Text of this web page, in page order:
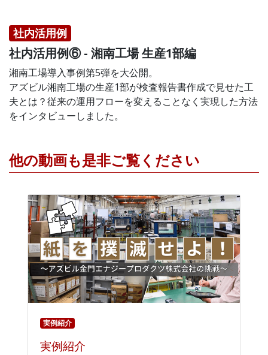
社内活用例
社内活用例⑥ - 湘南工場 生産1部編
湘南工場導入事例第5弾を大公開。
アズビル湘南工場の生産1部が検査報告書作成で見せた工
夫とは？従来の運用フローを変えることなく実現した方法
をインタビューしました。
他の動画も是非ご覧ください
実例紹介
実例紹介